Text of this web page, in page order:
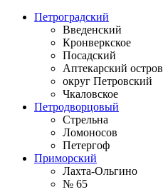
Петроградский
Введенский
Кронверкское
Посадский
Аптекарский остров
округ Петровский
Чкаловское
Петродворцовый
Стрельна
Ломоносов
Петергоф
Приморский
Лахта-Ольгино
№ 65